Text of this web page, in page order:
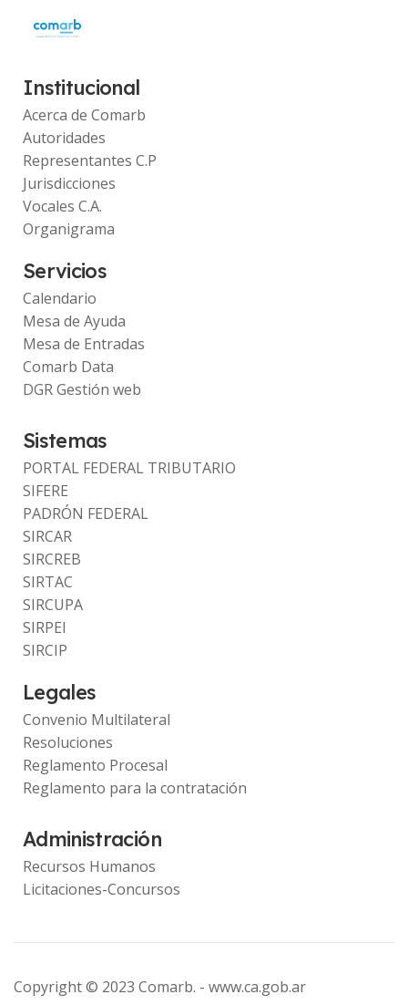
Institucional
Acerca de Comarb
Autoridades
Representantes C.P
Jurisdicciones
Vocales C.A.
Organigrama
Servicios
Calendario
Mesa de Ayuda
Mesa de Entradas
Comarb Data
DGR Gestión web
Sistemas
PORTAL FEDERAL TRIBUTARIO
SIFERE
PADRÓN FEDERAL
SIRCAR
SIRCREB
SIRTAC
SIRCUPA
SIRPEI
SIRCIP
Legales
Convenio Multilateral
Resoluciones
Reglamento Procesal
Reglamento para la contratación
Administración
Recursos Humanos
Licitaciones-Concursos
Copyright © 2023 Comarb. -www.ca.gob.ar